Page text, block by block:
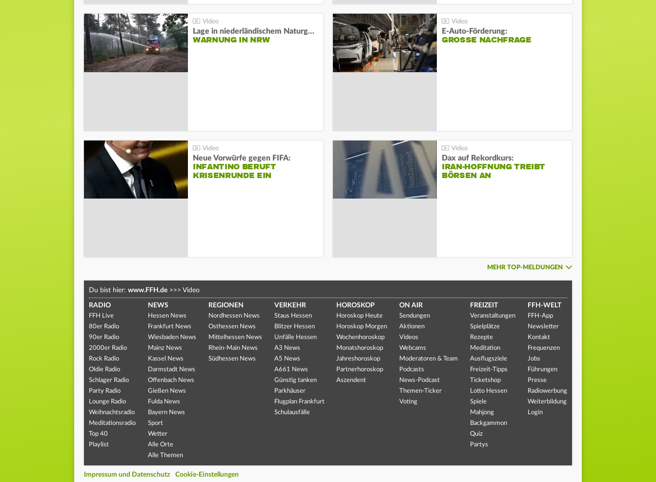
Lage in niederländischem Naturgebiet stabil
WARNUNG IN NRW
E-Auto-Förderung:
GROSSE NACHFRAGE
Neue Vorwürfe gegen FIFA:
INFANTINO BERUFT
KRISENRUNDE EIN
Dax auf Rekordkurs:
IRAN-HOFFNUNG TREIBT
BÖRSEN AN
MEHR TOP-MELDUNGEN
Du bist hier: www.FFH.de >>> Video
RADIO
FFH Live
80er Radio
90er Radio
2000er Radio
Rock Radio
Oldie Radio
Schlager Radio
Party Radio
Lounge Radio
Weihnachtsradio
Meditationsradio
Top 40
Playlist
NEWS
Hessen News
Frankfurt News
Wiesbaden News
Mainz News
Kassel News
Darmstadt News
Offenbach News
Gießen News
Fulda News
Bayern News
Sport
Wetter
Alle Orte
Alle Themen
REGIONEN
Nordhessen News
Osthessen News
Mittelhessen News
Rhein-Main News
Südhessen News
VERKEHR
Staus Hessen
Blitzer Hessen
Unfälle Hessen
A3 News
A5 News
A661 News
Günstig tanken
Parkhäuser
Flugplan Frankfurt
Schulausfälle
HOROSKOP
Horoskop Heute
Horoskop Morgen
Wochenhoroskop
Monatshoroskop
Jahreshoroskop
Partnerhoroskop
Aszendent
ON AIR
Sendungen
Aktionen
Videos
Webcams
Moderatoren & Team
Podcasts
News-Podcast
Themen-Ticker
Voting
FREIZEIT
Veranstaltungen
Spielplätze
Rezepte
Meditation
Ausflugsziele
Freizeit-Tipps
Ticketshop
Lotto Hessen
Spiele
Mahjong
Backgammon
Quiz
Partys
FFH-WELT
FFH-App
Newsletter
Kontakt
Frequenzen
Jobs
Führungen
Presse
Radiowerbung
Weiterbildung
Login
Impressum und Datenschutz Cookie-Einstellungen